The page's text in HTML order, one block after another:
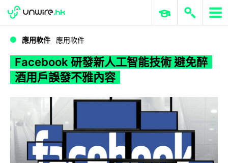
WWDC 2026 ERP 與商業 AI
應用軟件 應用軟件
Facebook 研發新人工智能技術 避免醉
酒用戶誤發不雅內容